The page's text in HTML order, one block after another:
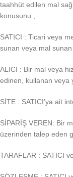
taahhüt edilen mal
konusunu ,
SATICI : Ticari veya
sunan veya mal sunan
ALICI : Bir mal veya
edinen, kullanan veya
SİTE : SATICI’ya ait
SİPARİŞ VEREN: Bir
üzerinden talep eden
TARAFLAR : SATICI ve